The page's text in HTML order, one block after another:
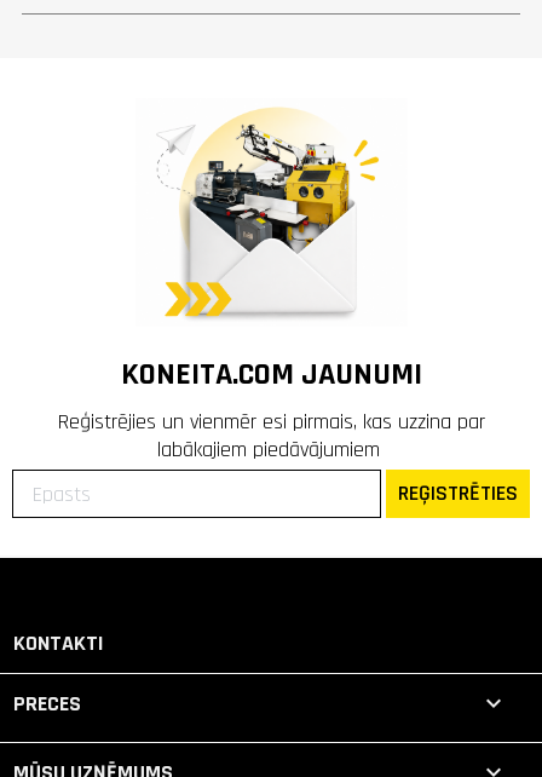
KONEITA.COM JAUNUMI
Reģistrējies un vienmēr esi pirmais, kas uzzina par
labākajiem piedāvājumiem
REĢISTRĒTIES
KONTAKTI
PRECES 